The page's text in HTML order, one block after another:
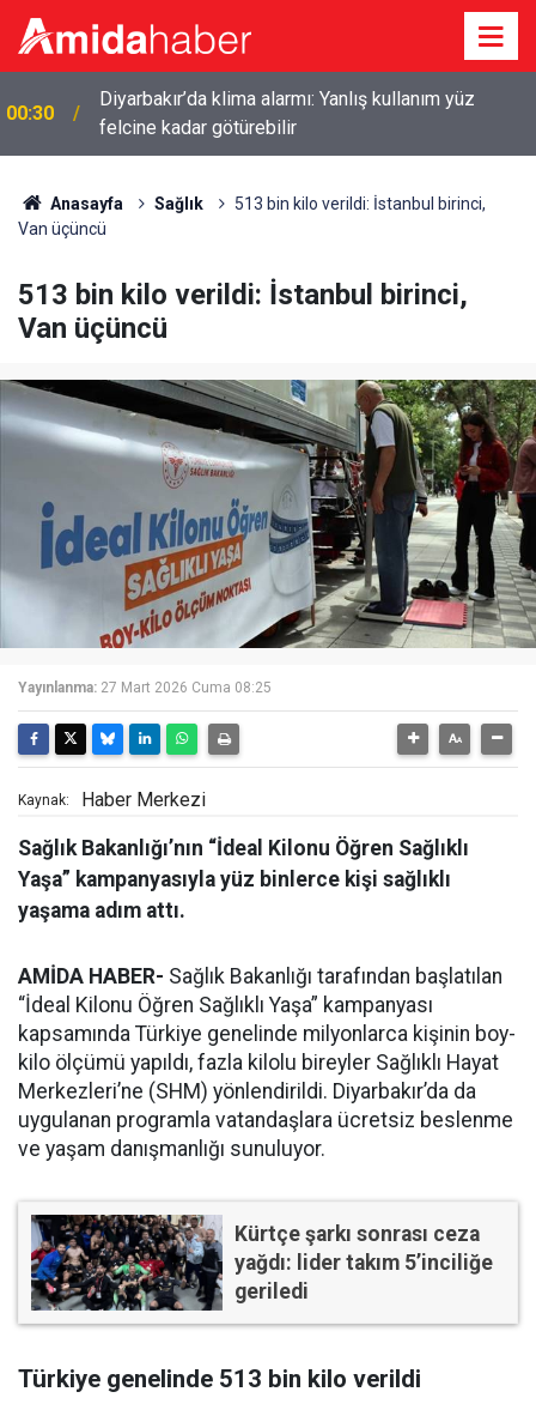
00:30
Diyarbakır’da klima alarmı: Yanlış kullanım yüz
felcine kadar götürebilir
Anasayfa Sağlık
513 bin kilo verildi: İstanbul birinci,
Van üçüncü
513 bin kilo verildi: İstanbul birinci,
Van üçüncü
Yayınlanma: 27 Mart 2026 Cuma 08:25
Kaynak: Haber Merkezi
Sağlık Bakanlığı’nın “İdeal Kilonu Öğren Sağlıklı
Yaşa” kampanyasıyla yüz binlerce kişi sağlıklı
yaşama adım attı.
AMİDA HABER- Sağlık Bakanlığı tarafından başlatılan
“İdeal Kilonu Öğren Sağlıklı Yaşa” kampanyası
kapsamında Türkiye genelinde milyonlarca kişinin boy-
kilo ölçümü yapıldı, fazla kilolu bireyler Sağlıklı Hayat
Merkezleri’ne (SHM) yönlendirildi. Diyarbakır’da da
uygulanan programla vatandaşlara ücretsiz beslenme
ve yaşam danışmanlığı sunuluyor.
Kürtçe şarkı sonrası ceza
yağdı: lider takım 5’inciliğe
geriledi
Türkiye genelinde 513 bin kilo verildi